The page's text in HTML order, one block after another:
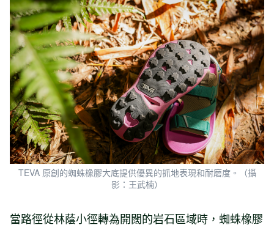
TEVA 原創的蜘蛛橡膠大底提供優異的抓地表現和耐磨度。（攝
影：王武楠）
當路徑從林蔭小徑轉為開闊的岩石區域時，蜘蛛橡膠